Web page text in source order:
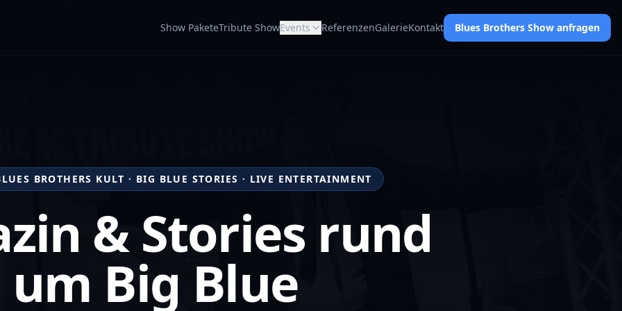
Show PaketeTribute ShowEvents ReferenzenGalerieKontakt Blues Brothers Show anfragen
BROTHERS KULT · BIG BLUE STORIES · LIVE ENTERTAINMENT
& Stories rund
um Big Blue